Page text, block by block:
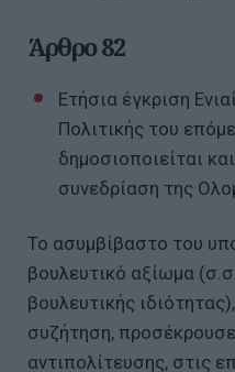
Άρθρο 82
Ετήσια έγκριση
Πολιτικής του
δημοσιοποιείται
συνεδρίαση της
Το ασυμβίβαστο του
βουλευτικό αξίωμα
βουλευτικής
συζήτηση,
αντιπολίτευσης, στις